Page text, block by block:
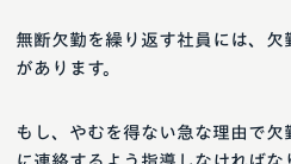
無断欠勤を繰り返す社員には、
があります。
もし、やむを得ない急な理由で